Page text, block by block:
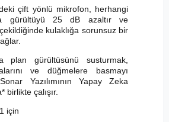
çift yönlü mikrofon, herhangi
gürültüyü 25 dB azaltır ve
kulaklığa sorunsuz bir
plan gürültüsünü susturmak,
ve düğmelere basmayı
Yazılımının Yapay Zeka
birlikte çalışır.
için